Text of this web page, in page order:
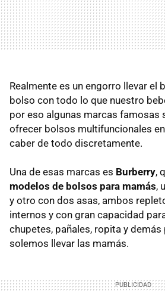
Realmente es un engorro llevar el
bolso con todo lo que nuestro
por eso algunas marcas famosas
ofrecer bolsos multifuncionales
caber de todo discretamente.
Una de esas marcas es Burberry,
modelos de bolsos para mamás,
y otro con dos asas, ambos
internos y con gran capacidad
chupetes, pañales, ropita y
solemos llevar las mamás.